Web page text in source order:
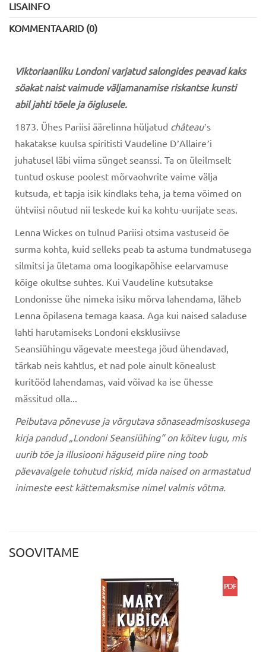
LISAINFO
KOMMENTAARID (0)
Viktoriaanliku Londoni varjatud salongides peavad kaks
söakat naist vaimude väljamanamise riskantse kunsti
abil jahti tõele ja õiglusele.
1873. Ühes Pariisi äärelinna hüljatud châteauʼs
hakatakse kuulsa spiritisti Vaudeline DʼAllaireʼi
juhatusel läbi viima sünget seanssi. Ta on üleilmselt
tuntud oskuse poolest mõrvaohvrite vaime välja
kutsuda, et tapja isik kindlaks teha, ja tema võimed on
ühtviisi nõutud nii leskede kui ka kohtu-uurijate seas.
Lenna Wickes on tulnud Pariisi otsima vastuseid õe
surma kohta, kuid selleks peab ta astuma tundmatusega
silmitsi ja ületama oma loogikapõhise eelarvamuse
kõige okultse suhtes. Kui Vaudeline kutsutakse
Londonisse ühe nimeka isiku mõrva lahendama, läheb
Lenna õpilasena temaga kaasa. Aga kui naised saladuse
lahti harutamiseks Londoni eksklusiivse
Seansiühingu vägevate meestega jõud ühendavad,
tärkab neis kahtlus, et nad pole ainult kõnealust
kuritööd lahendamas, vaid võivad ka ise ühesse
mässitud olla...
Peibutava põnevuse ja võrgutava sõnaseadmisoskusega
kirja pandud „Londoni Seansiühing“ on köitev lugu, mis
uurib tõe ja illusiooni häguseid piire ning toob
päevavalgele tohutud riskid, mida naised on armastatud
inimeste eest kättemaksmise nimel valmis võtma.
SOOVITAME